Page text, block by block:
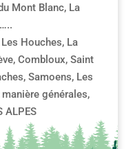
Mont Blanc, La
Houches, La
Combloux, Saint
Samoens, Les
générales,
ALPES